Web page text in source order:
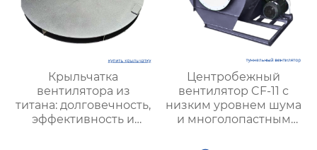
Крыльчатка
вентилятора из
титана: долговечность,
эффективность и
Центробежный
вентилятор CF-11 с
низким уровнем шума
и многолопастным